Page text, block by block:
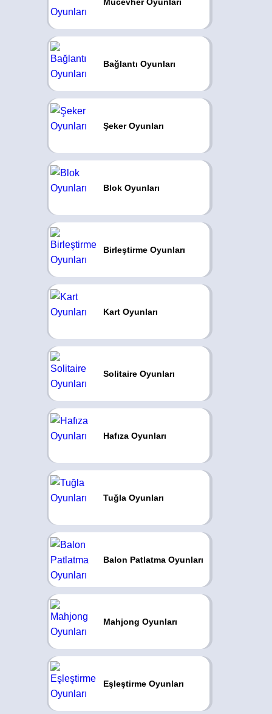
Bağlantı Oyunları
Şeker Oyunları
Blok Oyunları
Birleştirme Oyunları
Kart Oyunları
Solitaire Oyunları
Hafıza Oyunları
Tuğla Oyunları
Balon Patlatma Oyunları
Mahjong Oyunları
Eşleştirme Oyunları